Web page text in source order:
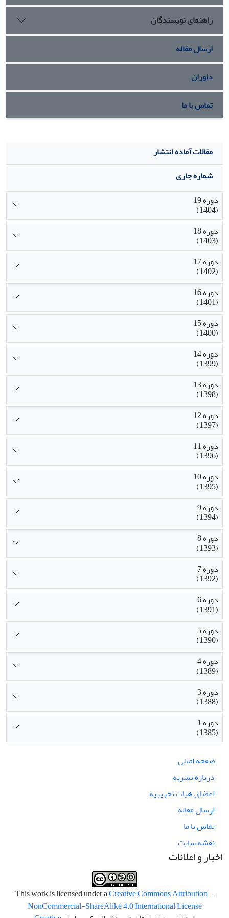
راهنمای نویسندگان
ارسال مقاله
داوران
تماس با ما
مقالات آماده انتشار
شماره جاری
دوره 19
(1404)
دوره 18
(1403)
دوره 17
(1402)
دوره 16
(1401)
دوره 15
(1400)
دوره 14
(1399)
دوره 13
(1398)
دوره 12
(1397)
دوره 11
(1396)
دوره 10
(1395)
دوره 9
(1394)
دوره 8
(1393)
دوره 7
(1392)
دوره 6
(1391)
دوره 5
(1390)
دوره 4
(1389)
دوره 3
(1388)
دوره 1
(1385)
صفحه اصلی
درباره نشریه
اعضای هیات تحریریه
ارسال مقاله
تماس با ما
نقشه سایت
اخبار و اعلانات
.This work is licensed under a
Creative Commons Attribution-
NonCommercial-ShareAlike 4.0 International License